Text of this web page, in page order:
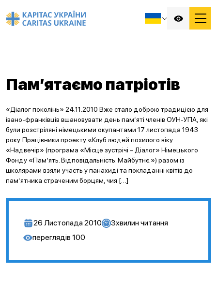
Пам’ятаємо патріотів
«Діалог поколінь» 24.11.2010 Вже стало доброю традицією для
івано-франківців вшановувати день пам’яті членів ОУН-УПА, які
були розстріляні німецькими окупантами 17 листопада 1943
року. Працівники проекту «Клуб людей похилого віку
«Надвечір» (програма «Місце зустрічі – Діалог» Німецького
Фонду «Пам’ять. Відповідальність. Майбутнє.») разом із
школярами взяли участь у панахиді та покладанні квітів до
пам’ятника страченим борцям, чия […]
26 Листопада 2010 3хвилин читання
переглядів 100